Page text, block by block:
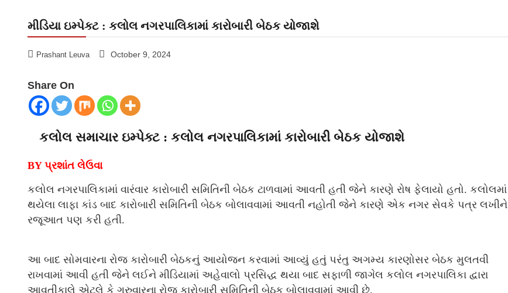
મીડિયા ઇમ્પેક્ટ : કલોલ નગરપાલિકામાં કારોબારી બેઠક યોજાશે
Prashant Leuva October 9, 2024
Share On
કલોલ સમાચાર ઇમ્પેક્ટ : કલોલ નગરપાલિકામાં કારોબારી બેઠક યોજાશે
BY પ્રશાંત લેઉવા
કલોલ નગરપાલિકામાં વારંવાર કારોબારી સમિતિની બેઠક ટાળવામાં આવતી હતી જેને કારણે રોષ ફેલાયો હતો. કલોલમાં
થયેલા લાફા કાંડ બાદ કારોબારી સમિતિની બેઠક બોલાવવામાં આવતી નહોતી જેને કારણે એક નગર સેવકે પત્ર લખીને
રજૂઆત પણ કરી હતી.
આ બાદ સોમવારના રોજ કારોબારી બેઠકનું આયોજન કરવામાં આવ્યું હતું પરંતુ અગમ્ય કારણોસર બેઠક મુલતવી
રાખવામાં આવી હતી જેને લઈને મીડિયામાં અહેવાલો પ્રસિદ્ધ થયા બાદ સફાળી જાગેલ કલોલ નગરપાલિકા દ્વારા
આવતીકાલે એટલે કે ગુરુવારના રોજ કારોબારી સમિતિની બેઠક બોલાવવામાં આવી છે.